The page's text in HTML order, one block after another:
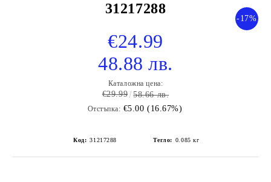
31217288
-17%
€24.99
48.88 лв.
Каталожна цена:
€29.99 58.66 лв.
Отстъпка: €5.00 (16.67%)
Код: 31217288 Тегло: 0.085 кг